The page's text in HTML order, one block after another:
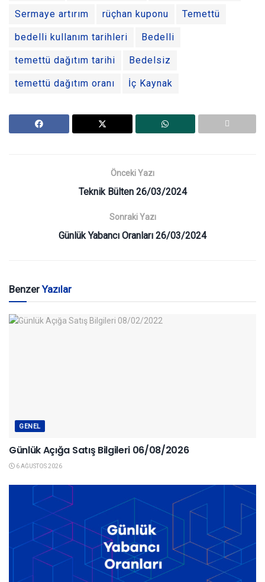
Sermaye artırım rüçhan kuponu Temettü
bedelli kullanım tarihleri Bedelli
temettü dağıtım tarihi Bedelsiz
temettü dağıtım oranı İç Kaynak
Önceki Yazı
Teknik Bülten 26/03/2024
Sonraki Yazı
Günlük Yabancı Oranları 26/03/2024
BenzerYazılar
GENEL
Günlük Açığa Satış Bilgileri 06/08/2026
6 AĞUSTOS 2026